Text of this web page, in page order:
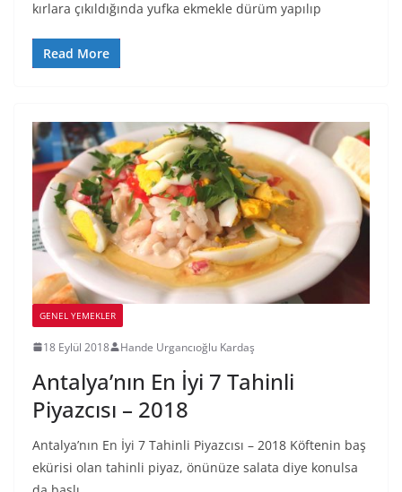
kırlara çıkıldığında yufka ekmekle dürüm yapılıp
Read More
GENEL YEMEKLER
18 Eylül 2018 Hande Urgancıoğlu Kardaş
Antalya’nın En İyi 7 Tahinli
Piyazcısı – 2018
Antalya’nın En İyi 7 Tahinli Piyazcısı – 2018 Köftenin baş
ekürisi olan tahinli piyaz, önünüze salata diye konulsa